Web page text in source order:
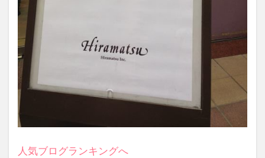
人気ブログランキングへ